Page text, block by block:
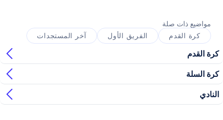
صلة
الفريق الأول آخر المستجدات